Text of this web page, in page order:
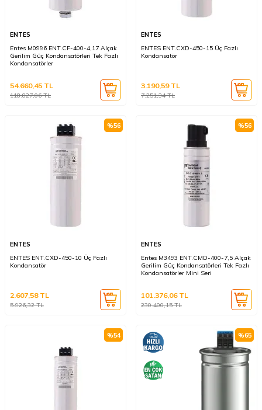
ENTES
Entes M0996 ENT.CF-400-4,17 Alçak
Gerilim Güç Kondansatörleri Tek Fazlı
Kondansatörler
118.827,06TL
54.660,45 TL
ENTES
ENTES ENT.CXD-450-15 Üç Fazlı
Kondansatör
7.251,34TL
3.190,59TL
%56
ENTES
ENTES ENT.CXD-450-10 Üç Fazlı
Kondansatör
5.926,32TL
2.607,58TL
%56
ENTES
Entes M3493 ENT.CMD-400-7,5 Alçak
Gerilim Güç Kondansatörleri Tek Fazlı
Kondansatörler Mini Seri
230.400,15TL
101.376,06TL
%54 %65